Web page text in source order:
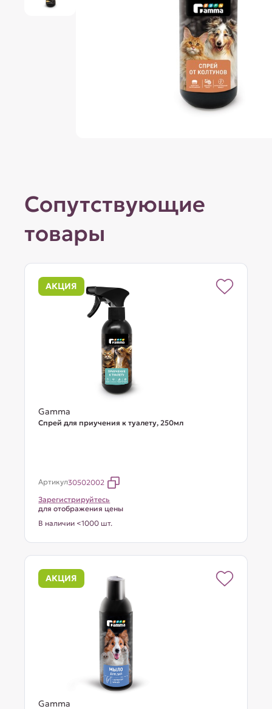
Сопутствующие
товары
АКЦИЯ
Gamma
Спрей для приучения к туалету, 250мл
Артикул30502002
Зарегистрируйтесь
для отображения цены
В наличии <1000 шт.
АКЦИЯ
Gamma